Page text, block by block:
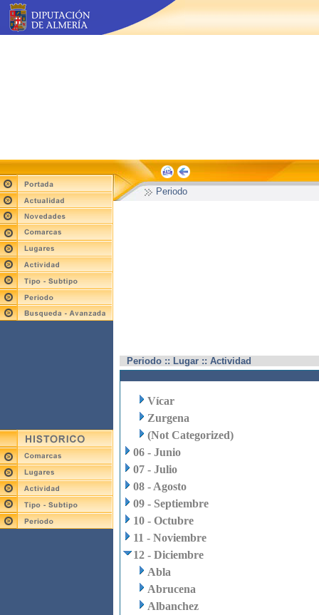
Periodo
Periodo :: Lugar :: Actividad
Vícar
Zurgena
(Not Categorized)
06 - Junio
07 - Julio
08 - Agosto
09 - Septiembre
10 - Octubre
11 - Noviembre
12 - Diciembre
Abla
Abrucena
Albanchez